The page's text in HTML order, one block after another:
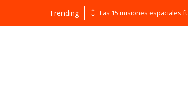
Trending Evolución cronológica de los teatros en funcionamiento más antiguos